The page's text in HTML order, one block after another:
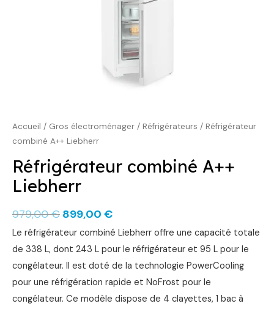
Accueil / Gros électroménager / Réfrigérateurs / Réfrigérateur
combiné A++ Liebherr
Réfrigérateur combiné A++
Liebherr
979,00€ 899,00 €
Le réfrigérateur combiné Liebherr offre une capacité totale
de 338 L, dont 243 L pour le réfrigérateur et 95 L pour le
congélateur. Il est doté de la technologie PowerCooling
pour une réfrigération rapide et NoFrost pour le
congélateur. Ce modèle dispose de 4 clayettes, 1 bac à